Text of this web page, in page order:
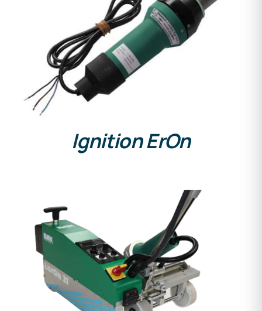
DETAILS
Ignition ErOn
DETAILS